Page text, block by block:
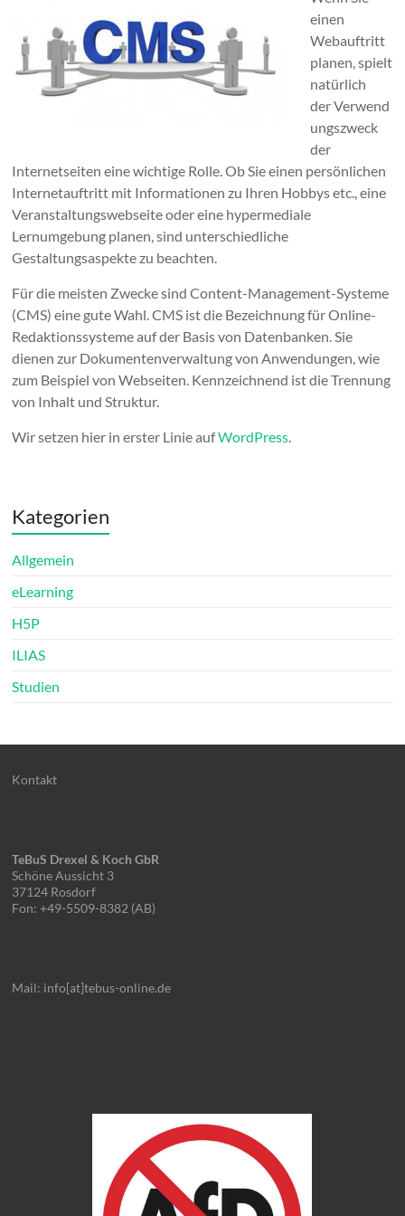
einen
Webauftritt
planen, spielt
natürlich
der Verwend
ungszweck
der
Internetseiten eine wichtige Rolle. Ob Sie einen persönlichen
Internetauftritt mit Informationen zu Ihren Hobbys etc., eine
Veranstaltungswebseite oder eine hypermediale
Lernumgebung planen, sind unterschiedliche
Gestaltungsaspekte zu beachten.
Für die meisten Zwecke sind Content-Management-Systeme
(CMS) eine gute Wahl. CMS ist die Bezeichnung für Online-
Redaktionssysteme auf der Basis von Datenbanken. Sie
dienen zur Dokumentenverwaltung von Anwendungen, wie
zum Beispiel von Webseiten. Kennzeichnend ist die Trennung
von Inhalt und Struktur.
Wir setzen hier in erster Linie aufWordPress.
Kategorien
Allgemein
eLearning
H5P
ILIAS
Studien
Kontakt
TeBuS Drexel & Koch GbR
Schöne Aussicht 3
37124 Rosdorf
Fon: +49-5509-8382 (AB)
Mail: info[at]tebus-online.de